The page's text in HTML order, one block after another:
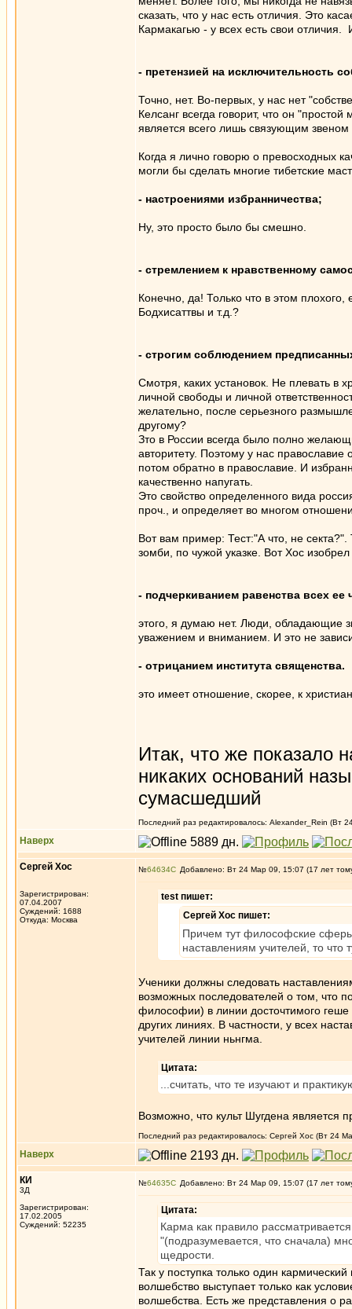
сказать, что у нас есть отличия. Это
Кармакагью - у всех есть свои отличия.
- претензией на исключительность
Точно, нет. Во-первых, у нас нет
Келсанг всегда говорит, что он
является всего лишь связующим
Когда я лично говорю о превосходных
могли бы сделать многие тибетские
- настроениями избранничества;
Ну, это просто было бы смешно.
- стремлением к нравственному
Конечно, да! Только что в этом
Бодхисаттвы и т.д.?
- строгим соблюдением
Смотря, каких установок. Не плевать
личной свободы и личной
желательно, после серьезного
другому?
Зто в России всегда было полно
авторитету. Поэтому у нас
потом обратно в православие. И
качественно напугать.
Это свойство определенного вида
проч., и определяет во многом
Вот вам пример: Тест:"А что, не
зомби, по чужой указке. Вот Хос
- подчеркиванием равенства всех ее
этого, я думаю нет. Люди, обладающие
уважением и вниманием. И это не
- отрицанием института священства.
это имеет отношение, скорее, к
Итак, что же показало
никаких оснований
сумасшедший
Последний раз редактировалось: Alexander_Rein (Вт
Наверх
Сергей Хос
Зарегистрирован:
07.04.2007
Суждений: 1688
Откуда: Москва
№64634 Добавлено: Вт 24 Мар 09, 15:07 (17 лет
test пишет:
Сергей Хос пишет:
Причем тут философские
наставлениям учителей, то что
Ученики должны следовать
возможных последователей о том, что
философии) в линии досточтимого
других линиях. В частности, у всех
учителей линии ньнгма.
Цитата:
...считать, что те изучают и
Возможно, что культ Шугдена является
Последний раз редактировалось: Сергей Хос (Вт 24
Наверх
КИ
3Д
Зарегистрирован:
17.02.2005
Суждений: 52235
№64635 Добавлено: Вт 24 Мар 09, 15:07 (17 лет
Цитата:
Карма как правило
"(подразумевается, что сначала)
щедрости.
Так у поступка только один
волшебство выступает только как
волшебства. Есть же представления о